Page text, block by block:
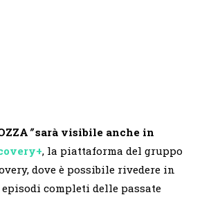
”sarà visibile anche in
, la piattaforma del gruppo
dove è possibile rivedere in
completi delle passate